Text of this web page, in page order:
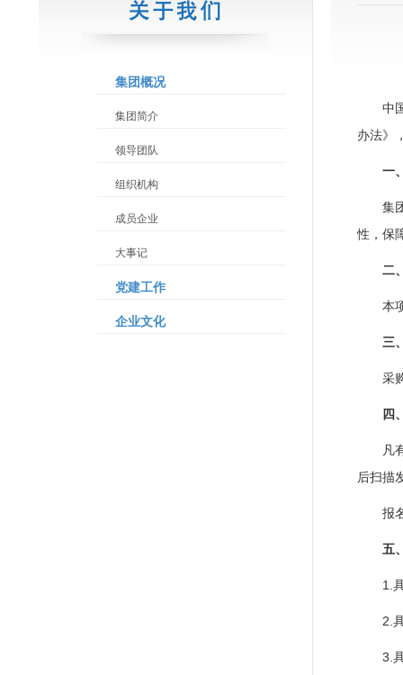
集团概况
集团简介
领导团队
组织机构
成员企业
大事记
党建工作
企业文化
中
办法》
一
集
性，保
二
本
三
采
四
凡
后扫描
报
五
1.
2.
3.